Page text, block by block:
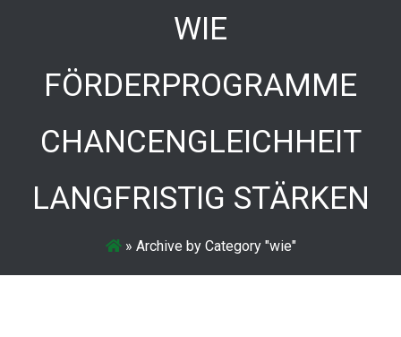
WIE
FÖRDERPROGRAMME
CHANCENGLEICHHEIT
LANGFRISTIG STÄRKEN
» Archive by Category "wie"